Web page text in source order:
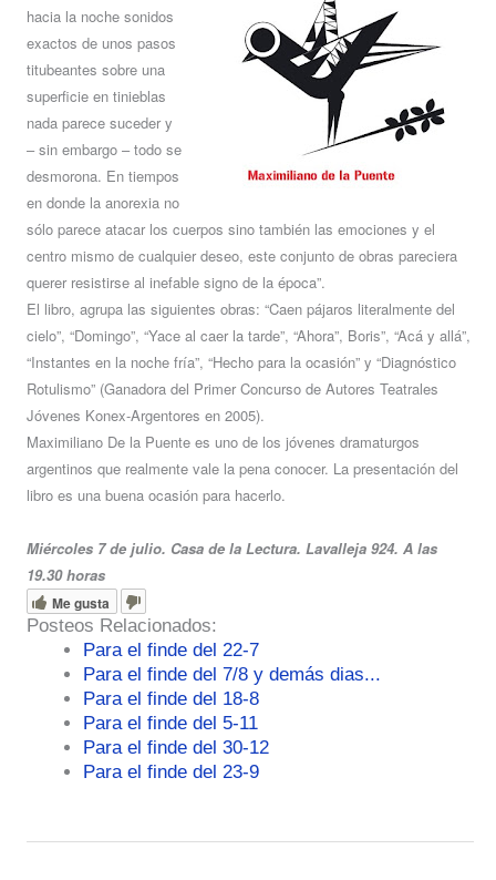
hacia la noche sonidos
exactos de unos pasos
titubeantes sobre una
superficie en tinieblas
nada parece suceder y
– sin embargo – todo se
desmorona. En tiempos
en donde la anorexia no
sólo parece atacar los cuerpos sino también las emociones y el
centro mismo de cualquier deseo, este conjunto de obras pareciera
querer resistirse al inefable signo de la época”.
El libro, agrupa las siguientes obras: “Caen pájaros literalmente del
cielo”, “Domingo”, “Yace al caer la tarde”, “Ahora”, Boris”, “Acá y allá”,
“Instantes en la noche fría”, “Hecho para la ocasión” y “Diagnóstico
Rotulismo” (Ganadora del Primer Concurso de Autores Teatrales
Jóvenes Konex-Argentores en 2005).
Maximiliano De la Puente es uno de los jóvenes dramaturgos
argentinos que realmente vale la pena conocer. La presentación del
libro es una buena ocasión para hacerlo.
Miércoles 7 de julio. Casa de la Lectura. Lavalleja 924. A las
19.30 horas
Me gusta
Posteos Relacionados:
Para el finde del 22-7
Para el finde del 7/8 y demás dias...
Para el finde del 18-8
Para el finde del 5-11
Para el finde del 30-12
Para el finde del 23-9